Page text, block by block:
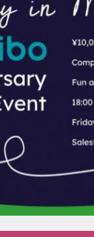
いいたします。」